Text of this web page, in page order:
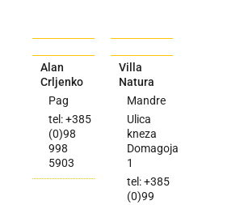
Alan
Crljenko
Pag
tel: +385
(0)98
998
5903
Villa
Natura
Mandre
Ulica
kneza
Domagoja
1
tel: +385
(0)99